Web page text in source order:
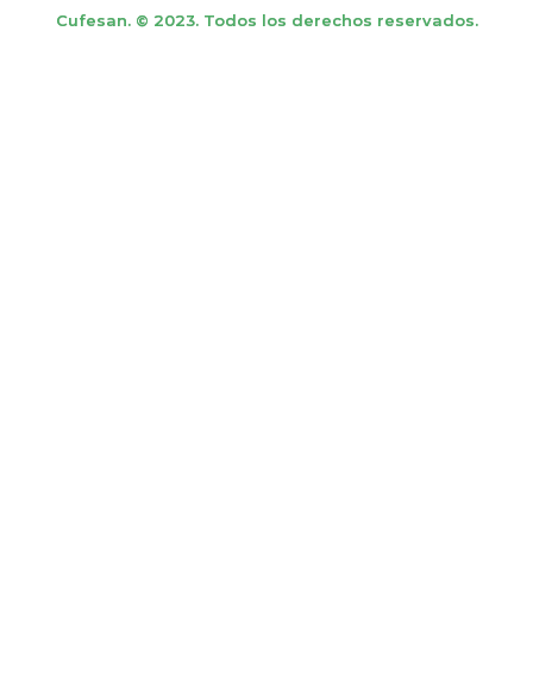
Cufesan. © 2023. Todos los derechos reservados.